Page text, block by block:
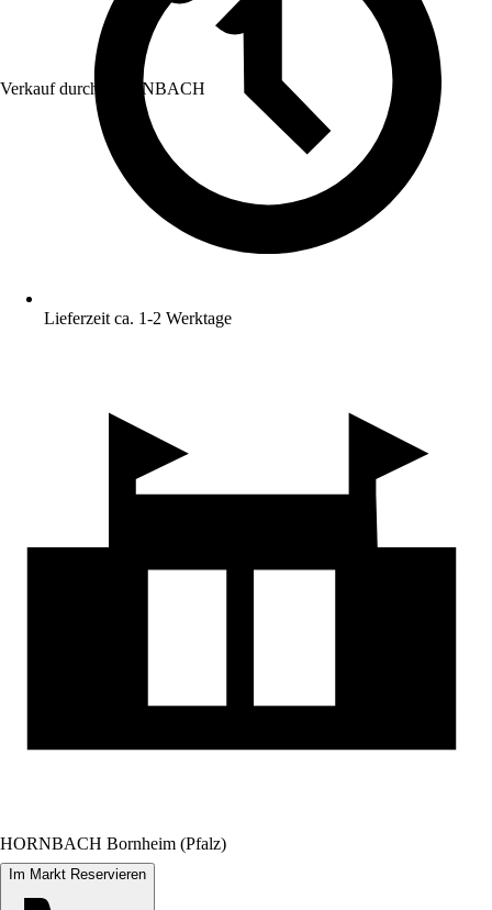
Verkauf durch: HORNBACH
Lieferzeit ca. 1-2 Werktage
HORNBACH Bornheim (Pfalz)
Im Markt Reservieren